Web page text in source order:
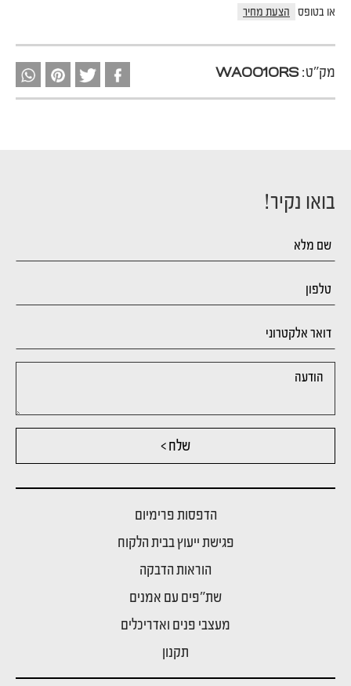
או בטופס
הצעת מחיר
מק"ט:WA0010RS
הדפסות פרימיום
פגישת ייעוץ בבית הלקוח
הוראות הדבקה
שת"פים עם אמנים
מעצבי פנים ואדריכלים
תקנון
בואו נקיר!
שלח >